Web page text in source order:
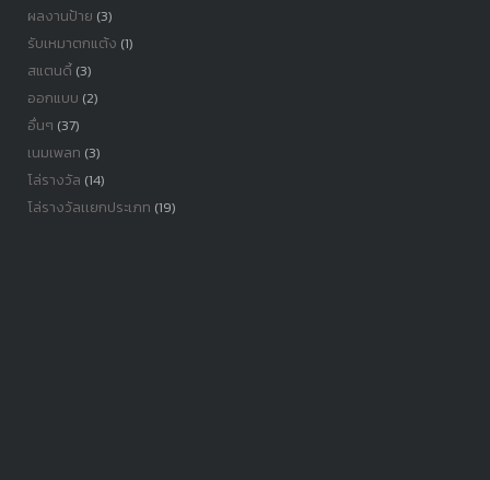
ผลงานป้าย (3)
รับเหมาตกแต้ง (1)
สแตนดี้(3)
ออกแบบ (2)
อื่นๆ (37)
เนมเพลท (3)
โล่รางวัล (14)
โล่รางวัลเเยกประเภท (19)